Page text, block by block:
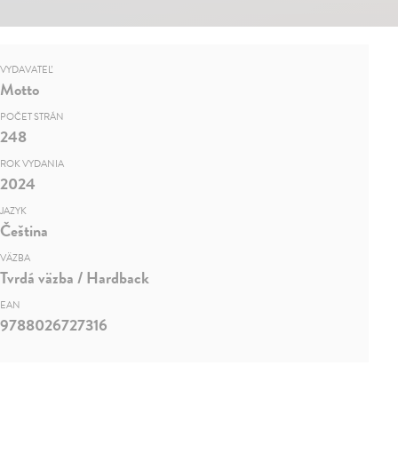
VYDAVATEĽ
Motto
POČET STRÁN
248
ROK VYDANIA
2024
JAZYK
Čeština
VÄZBA
Tvrdá väzba / Hardback
EAN
9788026727316